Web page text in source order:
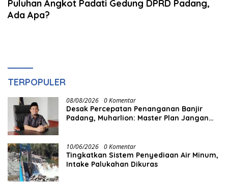
Puluhan Angkot Padati Gedung DPRD Padang,
Ada Apa?
TERPOPULER
08/08/2026 0 Komentar
Desak Percepatan Penanganan Banjir
Padang, Muharlion: Master Plan Jangan
10/06/2026 0 Komentar
Tingkatkan Sistem Penyediaan Air Minum,
Intake Palukahan Dikuras